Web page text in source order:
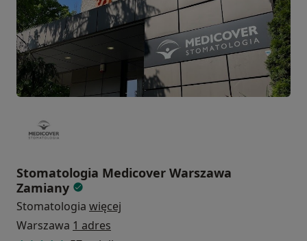
Stomatologia Medicover Warszawa
Zamiany
Stomatologia więcej
Warszawa 1 adres